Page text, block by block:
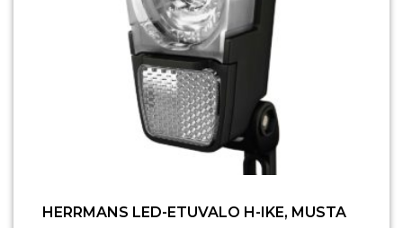
HERRMANS LED-ETUVALO H-IKE, MUSTA